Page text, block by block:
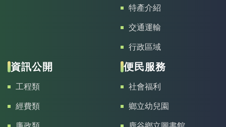
特產介紹
交通運輸
行政區域
資訊公開
工程類
經費類
便民服務
社會福利
鄉立幼兒園